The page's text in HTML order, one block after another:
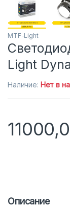
MTF-Light
Light
Наличие: Нет в
Описание